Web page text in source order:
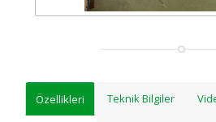
Özellikleri Teknik Bilgiler